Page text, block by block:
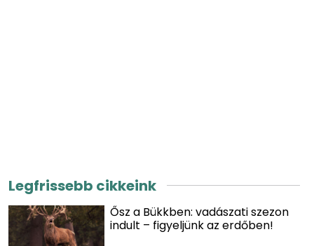
Legfrissebb cikkeink
Ősz a Bükkben: vadászati szezon
indult – figyeljünk az erdőben!